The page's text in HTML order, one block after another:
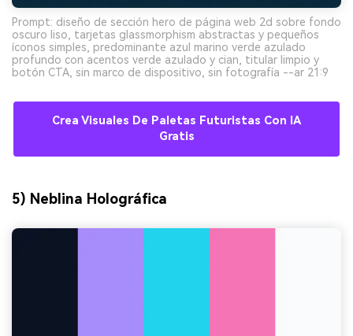
Prompt: diseño de sección hero de página web 2d sobre fondo
oscuro liso, tarjetas glassmorphism abstractas y pequeños
íconos simples, predominante azul marino verde azulado
profundo con acentos verde azulado y cian, titular limpio y
botón CTA, sin marco de dispositivo, sin fotografía --ar 21:9
Crea Visuales De Paletas Futuristas Con IA
Gratis
5) Neblina Holográfica